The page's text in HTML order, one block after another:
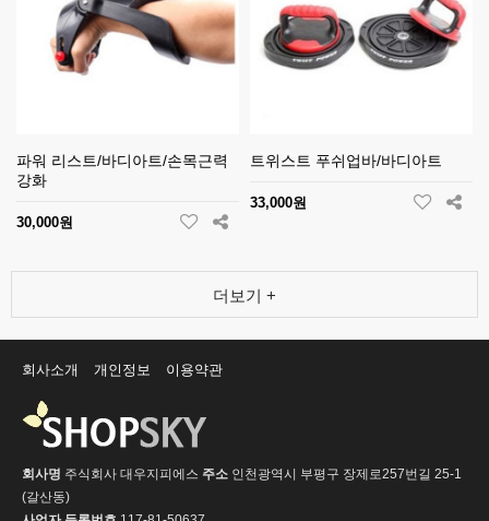
파워 리스트/바디아트/손목근력
강화
30,000원
트위스트 푸쉬업바/바디아트
33,000원
더보기 +
회사소개 개인정보 이용약관
회사명 주식회사 대우지피에스 주소 인천광역시 부평구 장제로257번길 25-1
(갈산동)